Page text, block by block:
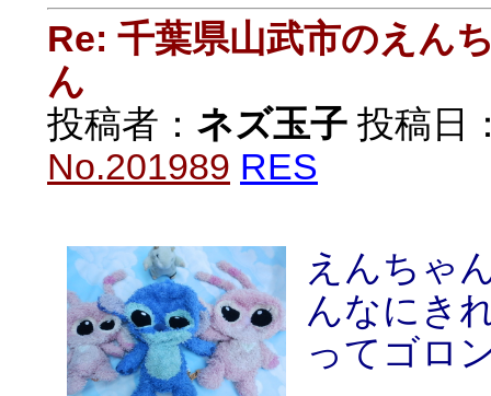
Re: 千葉県山武市のえん
ん
投稿者： ネズ玉子 投稿日
No.201989 RES
えんちゃ
んなにき
ってゴロ